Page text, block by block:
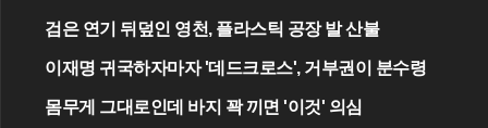
검은 연기 뒤덮인 영천, 플라스틱 공장 발 산불
이재명 귀국하자마자 '데드크로스', 거부권이 분수령
몸무게 그대로인데 바지 꽉 끼면 '이것' 의심